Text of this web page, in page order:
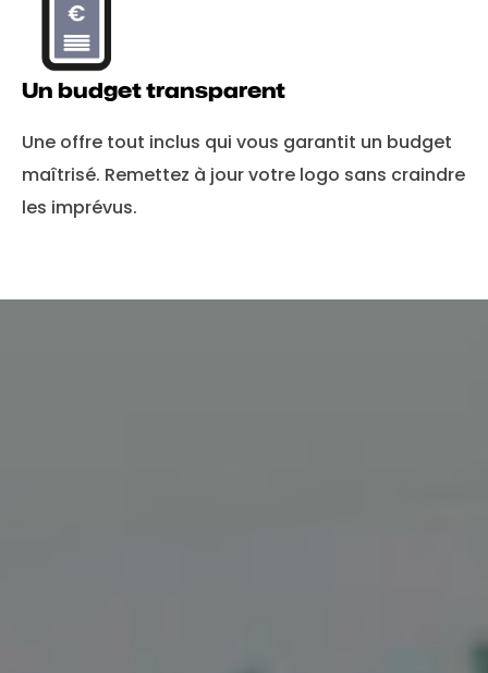
Un budget transparent
Une offre tout inclus qui vous garantit un budget
maîtrisé. Remettez à jour votre logo sans craindre
les imprévus.